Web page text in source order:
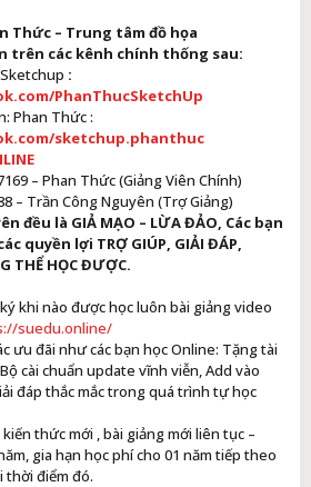
Thức – Trung tâm đồ họa
trên các kênh chính thống sau:
:
PhanThucSketchUp
Phan Thức :
sketchup.phanthuc
– Phan Thức (Giảng Viên Chính)
Công Nguyên (Trợ Giảng)
đều là GIẢ MẠO – LỪA ĐẢO, Các bạn
quyền lợi TRỢ GIÚP, GIẢI ĐÁP,
THỂ HỌC ĐƯỢC.
khi nào được học luôn bài giảng video
suedu.online/
ưu đãi như các bạn học Online: Tặng tài
cài chuẩn update vĩnh viễn, Add vào
đáp thắc mắc trong quá trình tự học
thức mới , bài giảng mới liên tục –
gia hạn học phí cho 01 năm tiếp theo
thời điểm đó.